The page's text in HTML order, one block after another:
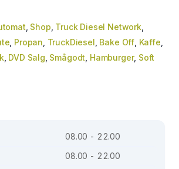
Shop Truck Diesel Network,
Propan TruckDiesel Bake Off, Kaffe
, DVD Salg Smågodt Hamburger, Soft
08.00 - 22.00
08.00 - 22.00